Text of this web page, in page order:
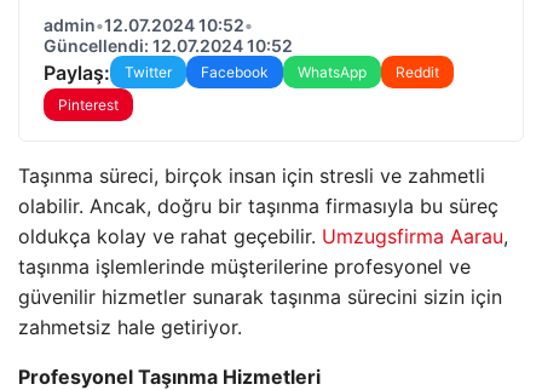
admin•12.07.2024 10:52•
Güncellendi: 12.07.2024 10:52
Paylaş: Twitter Facebook WhatsApp
Reddit
Pinterest
Taşınma süreci, birçok insan için stresli ve zahmetli
olabilir. Ancak, doğru bir taşınma firmasıyla bu süreç
oldukça kolay ve rahat geçebilir. Umzugsfirma Aarau,
taşınma işlemlerinde müşterilerine profesyonel ve
güvenilir hizmetler sunarak taşınma sürecini sizin için
zahmetsiz hale getiriyor.
Profesyonel Taşınma Hizmetleri